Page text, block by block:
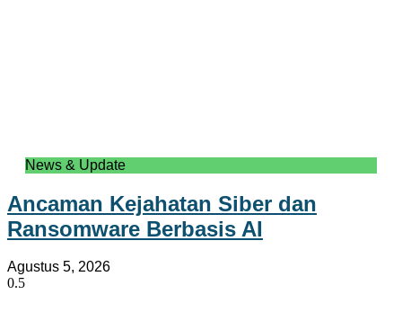
News & Update
Ancaman Kejahatan Siber dan
Ransomware Berbasis AI
Agustus 5, 2026